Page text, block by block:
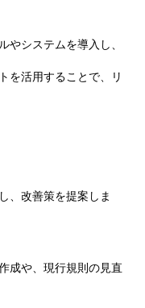
やシステムを導入し、
を活用することで、リ
、改善策を提案しま
成や、現行規則の見直